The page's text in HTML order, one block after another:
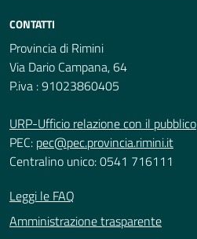
CONTATTI
Provincia di Rimini
Via Dario Campana, 64
P.iva : 91023860405
URP-Ufficio relazione con il pubblico
PEC: pec@pec.provincia.rimini.it
Centralino unico: 0541 716111
Leggi le FAQ
Amministrazione trasparente